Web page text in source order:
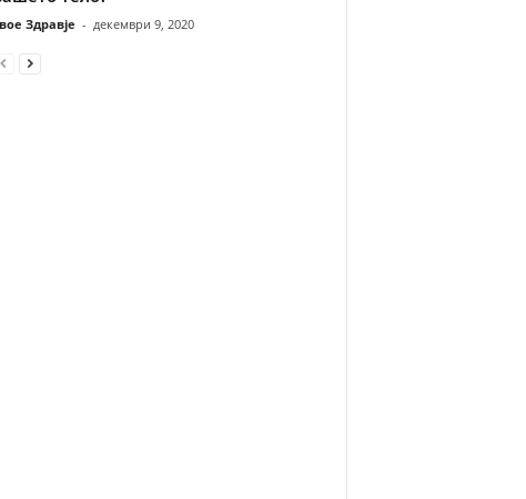
Здравје - декември 9, 2020